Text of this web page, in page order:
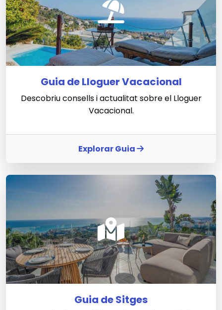
Guia de Lloguer Vacacional
Descobriu consells i actualitat sobre el Lloguer
Vacacional.
Explorar Guia
Guia de Sitges